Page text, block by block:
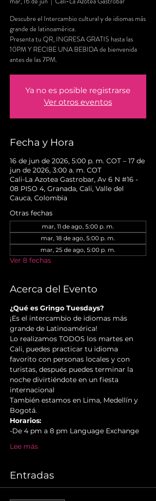
Descubre el Intercambio cultural y de idiomas más
grande de latinoamérica.
Presenta tu QR, INGRESA GRATIS hasta las
10PM Y RECIBE UNA BEBIDA de bienvenida
antes de las 7PM.
Ya no es posible registrarse
Ver otros eventos
Fecha y Hora
16 de jun de 2026, 5:00 p. m. COT – 17 de
jun de 2026, 3:00 a. m. COT
Cali-La Azotea Gastrobar, Av 6 N #16 -
08 PISO 4, Granada, Cali, Valle del
Cauca, Colombia
Otras fechas
mar, 11 de ago, 5:00 p. m.
mar, 18 de ago, 5:00 p. m.
mar, 25 de ago, 5:00 p. m.
Ver 8 fechas
Acerca del Evento
¿Qué es Gringo Tuesdays?
¡Es el intercambio de idiomas más
grande de Latinoamérica!
Lo realizamos TODOS los martes en
Cali, puedes practicar tu idioma
favorito con personas locales y con
turistas, después puedes terminar la
noche divirtiéndote en un fiesta
internacional
También estamos en Lima, Medellín y
Bogotá.
Horarios:
-De 4 pm a 8 pm Language Exchange
Lee más
Entradas